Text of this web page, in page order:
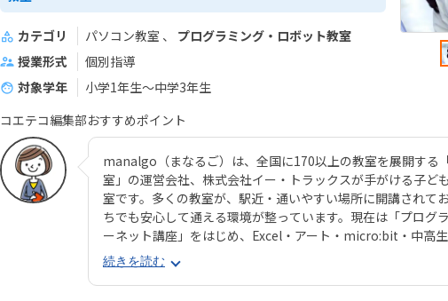
カテゴリ パソコン教室
プログラミング・ロボット教室
授業形式
個別指導
対象学年
小学1年生～中学3年生
コエテコ編集部おすすめポイント
manalgo（まなるご）は、全国に170以上の教室を展開する
室」の運営会社、株式会社イー・トラックスが手がける子ど
室です。多くの教室が、駅近・通いやすい場所に開講されて
ちでも安心して通える環境が整っています。現在は「プログ
ーネット講座」をはじめ、Excel・アート・micro:bit・中高
なラインナップが用意されています。いずれも1コマ60分の個
とのサイクル」で学び進めるテンポのよいスタイル（マイク
す。中でも「ジュニア・プログラミング検定」に準拠したプ
続きを読む